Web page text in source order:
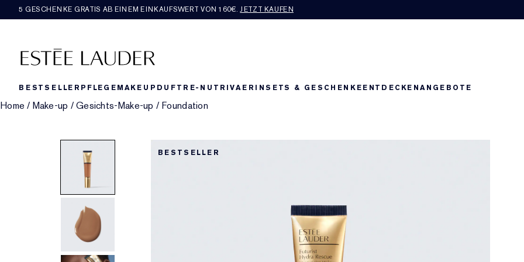
5 GESCHENKE GRATIS AB EINEM EINKAUFSWERT VON 160€​.JETZT KAUFEN
BESTSELLER PFLEGEMAKEUP DUFT RE-NUTRIVAERINSETS & GESCHENKEENTDECKENANGEBOTE
Home / Make-up /Gesichts-Make-up / Foundation
BESTSELLER